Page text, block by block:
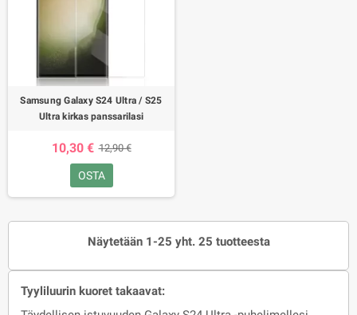
Samsung Galaxy S24 Ultra / S25
Ultra kirkas panssarilasi
10,30 € 12,90 €
OSTA
Näytetään 1-25 yht. 25 tuotteesta
Tyyliluurin kuoret takaavat: